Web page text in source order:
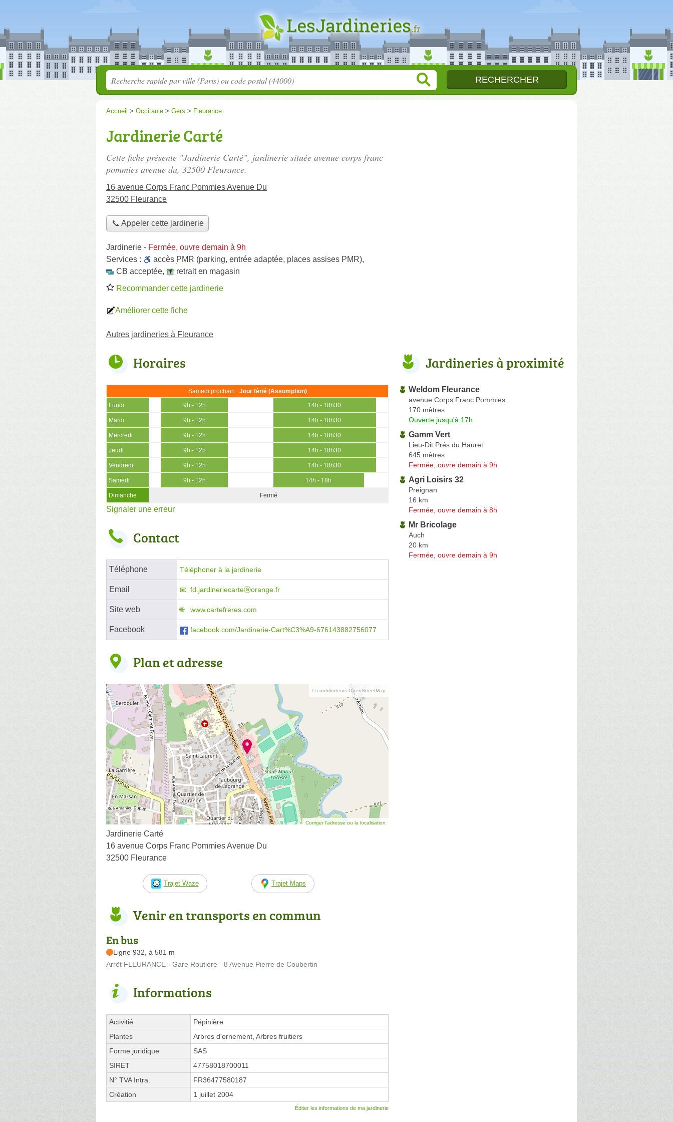
Accueil > Occitanie > Gers > Fleurance
Jardinerie Carté
Cette fiche présente "Jardinerie Carté", jardinerie située avenue corps franc
pommies avenue du, 32500 Fleurance.
16 avenue Corps Franc Pommies Avenue Du
32500 Fleurance
📞 Appeler cette jardinerie
Jardinerie - Fermée, ouvre demain à 9h
Services :
accès PMR (parking, entrée adaptée, places assises PMR),
CB acceptée,
retrait en magasin
Recommander cette jardinerie
Améliorer cette fiche
Autres jardineries à Fleurance
Horaires
Samedi prochain : Jour férié (Assomption)
Lundi 9h - 12h 14h - 18h30
Mardi 9h - 12h 14h - 18h30
Mercredi 9h - 12h 14h - 18h30
Jeudi 9h - 12h 14h - 18h30
Vendredi 9h - 12h 14h - 18h30
Samedi 9h - 12h 14h - 18h
Dimanche Fermé
Signaler une erreur
Contact
Téléphone Téléphoner à la jardinerie
Email fd.jardineriecarteⓐorange.fr
Site web www.cartefreres.com
Facebook facebook.com/Jardinerie-Cart%C3%A9-676143882756077
Plan et adresse
© contributeurs OpenStreetMap
Corriger l’adresse ou la localisation
Jardinerie Carté
16 avenue Corps Franc Pommies Avenue Du
32500 Fleurance
Trajet Waze Trajet Maps
Venir en transports en commun
En bus
Ligne 932, à 581 m
Arrêt FLEURANCE - Gare Routière - 8 Avenue Pierre de Coubertin
Informations
Activitié
Pépinière
Plantes
Arbres d'ornement, Arbres fruitiers
Forme juridique
SAS
SIRET
47758018700011
N° TVA Intra.
FR36477580187
Création
1 juillet 2004
Éditer les informations de ma jardinerie
Jardineries à proximité
Weldom Fleurance
avenue Corps Franc Pommies
170 mètres
Ouverte jusqu'à 17h
Gamm Vert
Lieu-Dit Prés du Hauret
645 mètres
Fermée, ouvre demain à 9h
Agri Loisirs 32
Preignan
16 km
Fermée, ouvre demain à 8h
Mr Bricolage
Auch
20 km
Fermée, ouvre demain à 9h